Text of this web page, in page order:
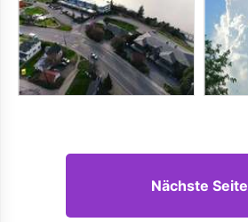
Nächste Seite